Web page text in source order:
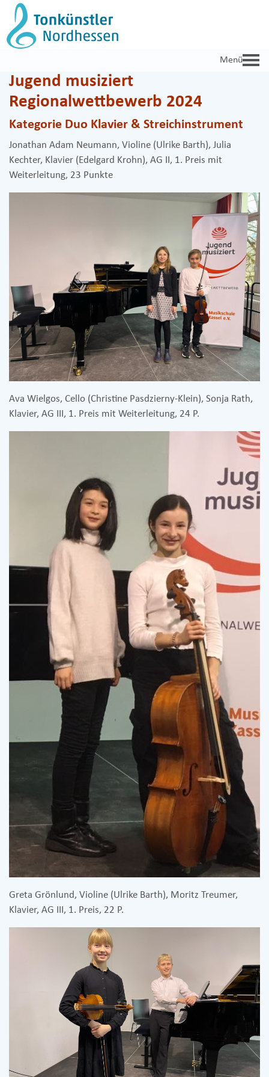
Zum
Inhalt
springen
Jugend musiziert
Regionalwettbewerb 2024
Kategorie Duo Klavier & Streichinstrument
Jonathan Adam Neumann, Violine (Ulrike Barth), Julia
Kechter, Klavier (Edelgard Krohn), AG II, 1. Preis mit
Weiterleitung, 23 Punkte
Ava Wielgos, Cello (Christine Pasdzierny-Klein), Sonja Rath,
Klavier, AG III, 1. Preis mit Weiterleitung, 24 P.
Greta Grönlund, Violine (Ulrike Barth), Moritz Treumer,
Klavier, AG III, 1. Preis, 22 P.